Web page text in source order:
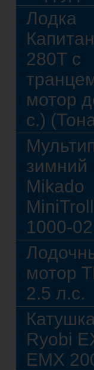
Лодка
280Т с
мотор
с.)
зимний
Mikado
1000-
мотор
2.5 л.с.
Ryobi
EMX